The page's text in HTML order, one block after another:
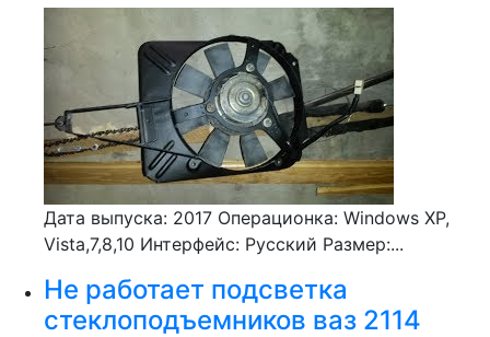
Дата выпуска: 2017 Операционка: Windows XP,
Vista,7,8,10 Интерфейс: Русский Размер:...
Не работает подсветка
стеклоподъемников ваз 2114